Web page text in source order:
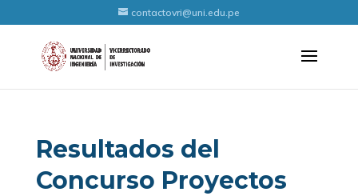
contactovri@uni.edu.pe
Resultados del
Concurso Proyectos